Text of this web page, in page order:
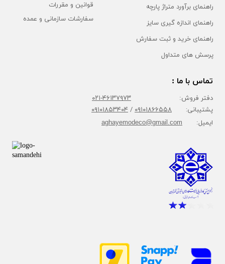
راهنمای برآورد متراژ پارچه
راهنمای اندازه گیری سایز
راهنمای خرید و ثبت سفارش
پرسش های متداول
قوانین و مقررات
سفارشات سازمانی و عمده
تماس با ما :
دفتر فروش: ۴۶۱۳۷۹۷۳-۰۲۱
پشتیبانی: ۰۹۱۰۱۸۶۶۵۵۸/۰۹۱۰۱۸۵۳۴۰۴
ایمیل: aghayemodeco@gmail.com